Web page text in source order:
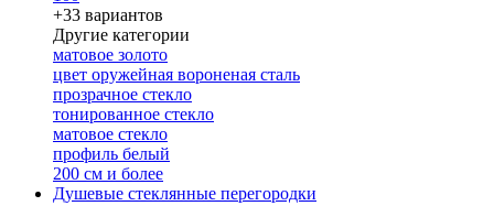
+33 вариантов
Другие категории
матовое золото
цвет оружейная вороненая сталь
прозрачное стекло
тонированное стекло
матовое стекло
профиль белый
200 см и более
Душевые стеклянные перегородки